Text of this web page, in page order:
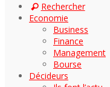
Rechercher
Economie
Business
Finance
Management
Bourse
Décideurs